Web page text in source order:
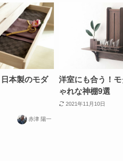
本製のモダ
赤津 陽一
洋室にも合う！
ゃれな神棚9選
2021年11月10日